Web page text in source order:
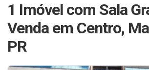
1 Imóvel com Sala
Venda em Centro,
PR